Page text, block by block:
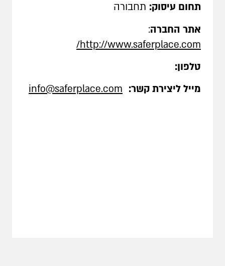
תחום עיסוק: תחבורה
אתר החברה:
http://www.saferplace.com/
טלפון:
מייל ליצירת קשר: info@saferplace.com